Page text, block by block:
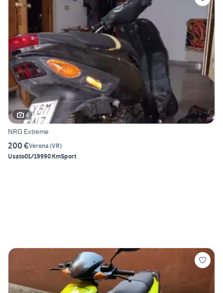
4
NRG Extreme
200 €Verona (VR)
Usato01/19990 KmSport